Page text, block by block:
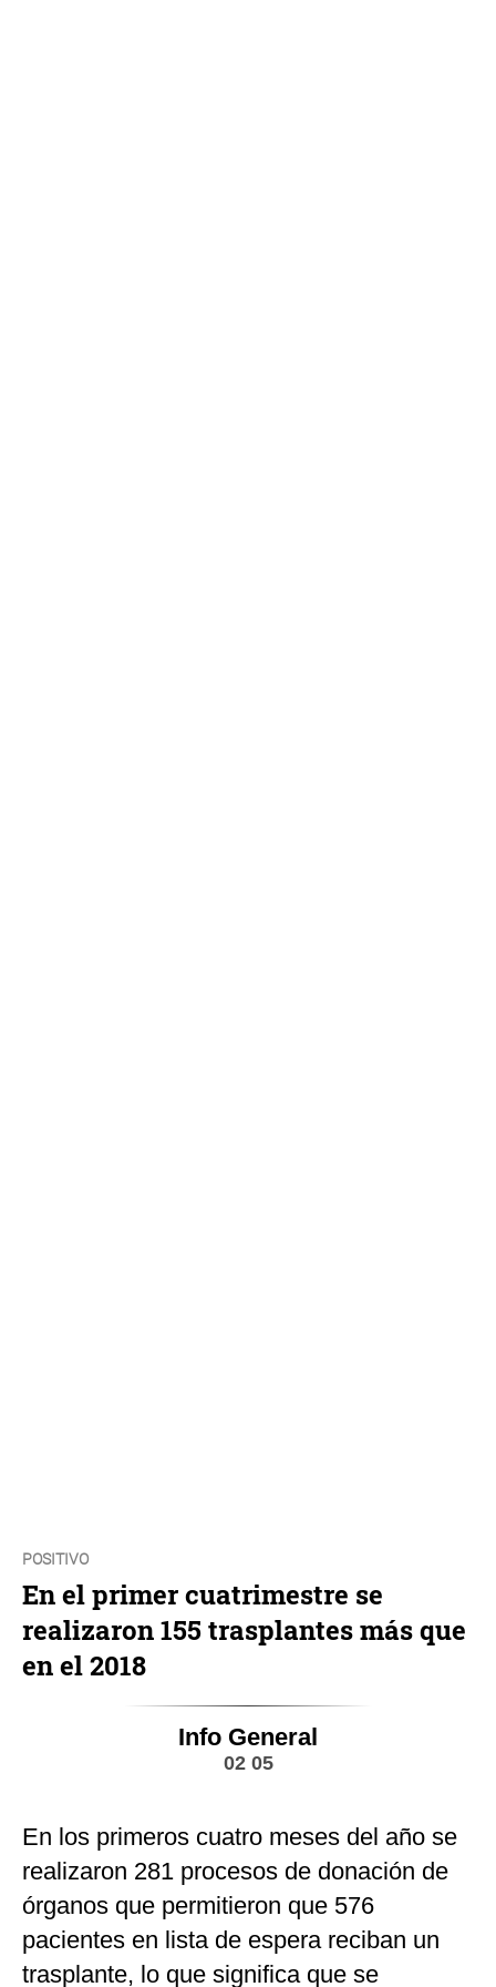
POSITIVO
En el primer cuatrimestre se
realizaron 155 trasplantes más que
en el 2018
Info General
02 05
En los primeros cuatro meses del año se
realizaron 281 procesos de donación de
órganos que permitieron que 576
pacientes en lista de espera reciban un
trasplante, lo que significa que se